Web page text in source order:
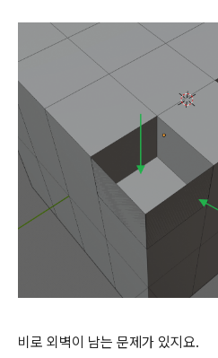
비로 외벽이 남는 문제가 있지요.